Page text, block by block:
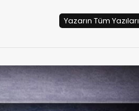
Yazarın Tüm Yazıları